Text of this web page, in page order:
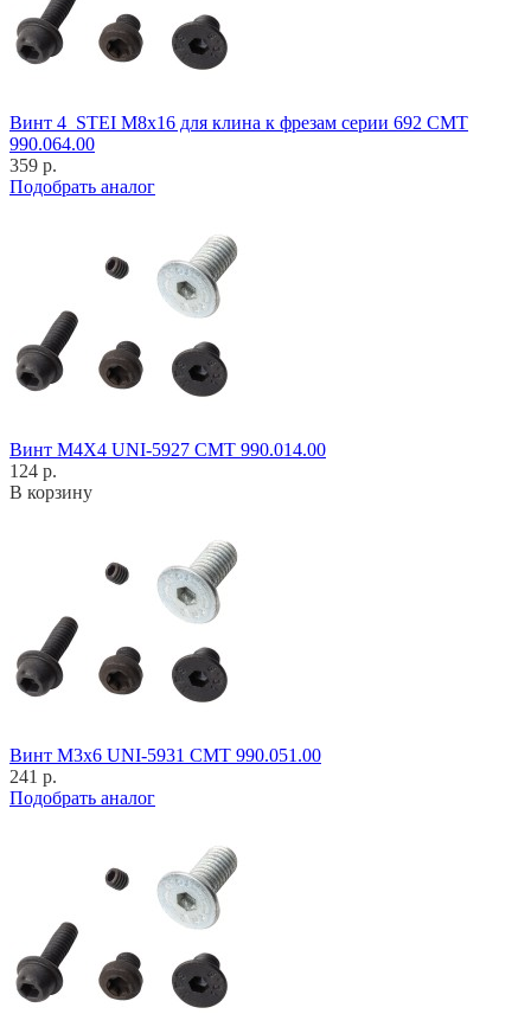
Винт 4_STEI M8x16 для клина к фрезам серии 692 CMT
990.064.00
359 р.
Подобрать аналог
Винт M4X4 UNI-5927 CMT 990.014.00
124 р.
В корзину
Винт M3x6 UNI-5931 CMT 990.051.00
241 р.
Подобрать аналог